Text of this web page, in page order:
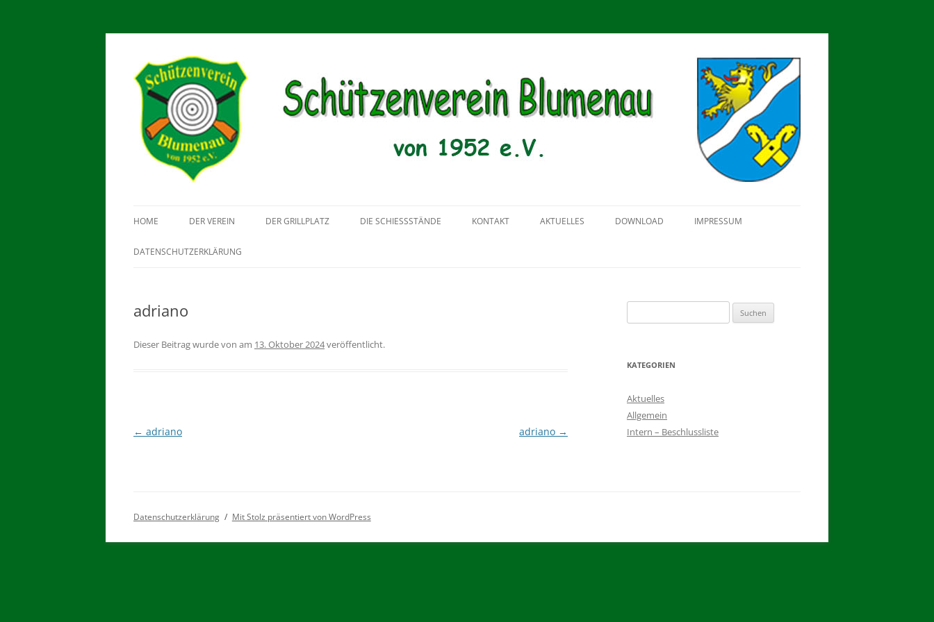
Schützenverein Blumenau von 1952 e.V.
Inhalt
HOME DER VEREIN DER GRILLPLATZ DIE SCHIESSSTÄNDE KONTAKT AKTUELLES
2017
1. TAG DES SCHÜTZENFESTES
DOWNLOAD IMPRESSUM
DATENSCHUTZERKLÄRUNG
adriano
Dieser Beitrag wurdevon am 13. Oktober 2024veröffentlicht.
Beitragsnavigation
← adriano adriano →
nach:
KATEGORIEN
Aktuelles
Allgemein
Intern – Beschlussliste
Datenschutzerklärung Mit Stolz präsentiert von WordPress